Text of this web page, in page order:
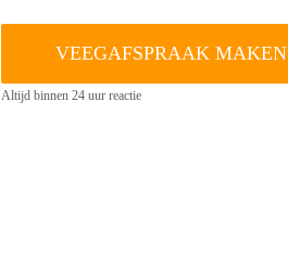
VEEGAFSPRAAK MAKEN
Altijd binnen 24 uur reactie